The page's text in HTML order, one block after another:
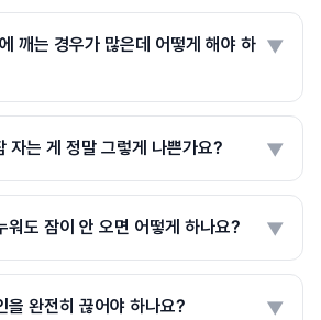
깨는 경우가 많은데 어떻게 해야 하 ▼
자는 게 정말 그렇게 나쁜가요? ▼
워도 잠이 안 오면 어떻게 하나요? ▼
을 완전히 끊어야 하나요? ▼